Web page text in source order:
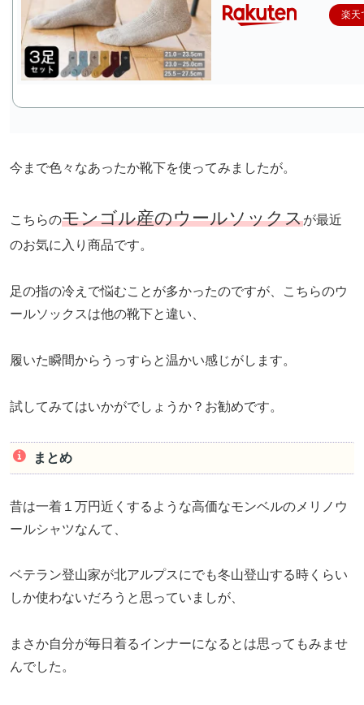
楽天
今まで色々なあったか靴下を使ってみましたが。
こちらのモンゴル産のウールソックスが最近
のお気に入り商品です。
足の指の冷えで悩むことが多かったのですが、こちらのウ
ールソックスは他の靴下と違い、
履いた瞬間からうっすらと温かい感じがします。
試してみてはいかがでしょうか？お勧めです。
まとめ
昔は一着１万円近くするような高価なモンベルのメリノウ
ールシャツなんて、
ベテラン登山家が北アルプスにでも冬山登山する時くらい
しか使わないだろうと思っていましが、
まさか自分が毎日着るインナーになるとは思ってもみませ
んでした。